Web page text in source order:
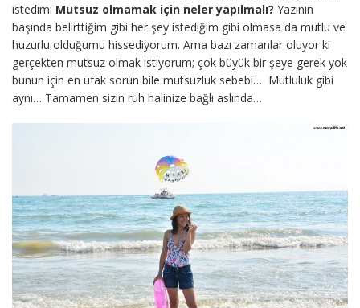
istedim: Mutsuz olmamak için neler yapılmalı? Yazının
başında belirttiğim gibi her şey istediğim gibi olmasa da mutlu ve
huzurlu olduğumu hissediyorum. Ama bazı zamanlar oluyor ki
gerçekten mutsuz olmak istiyorum; çok büyük bir şeye gerek yok
bunun için en ufak sorun bile mutsuzluk sebebi… Mutluluk gibi
aynı… Tamamen sizin ruh halinize bağlı aslında…